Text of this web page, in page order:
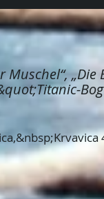
Muschel“, „Die